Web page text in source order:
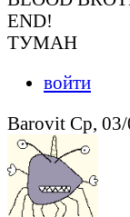
END!
ТУМАН
войти
Barovit Ср,